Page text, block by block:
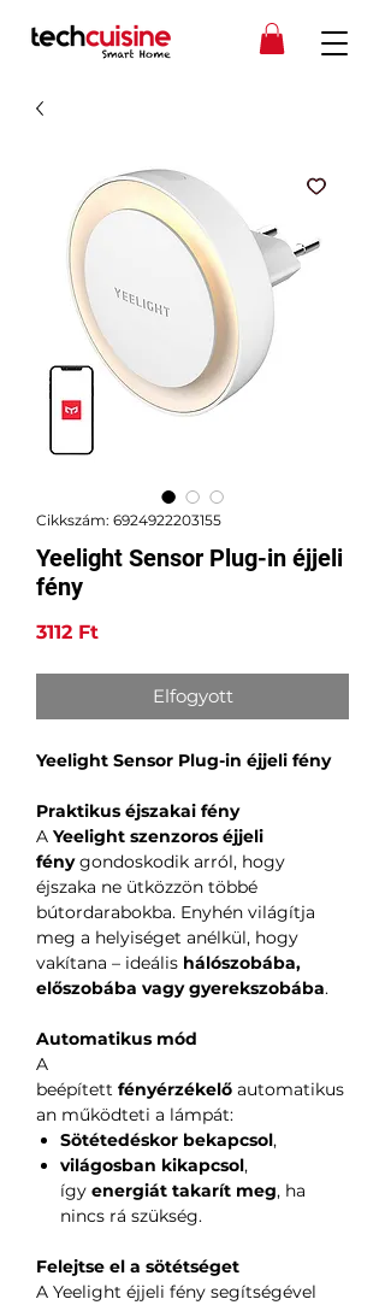
Cikkszám: 6924922203155
Yeelight Sensor Plug-in éjjeli
fény
3112 FtÁr
Elfogyott
Yeelight Sensor Plug-in éjjeli fény
Praktikus éjszakai fény
A Yeelight szenzoros éjjeli
fénygondoskodik arról, hogy
éjszaka ne ütközzön többé
bútordarabokba. Enyhén világítja
meg a helyiséget anélkül, hogy
vakítana – ideális hálószobába,
előszobába vagy gyerekszobába.
Automatikus mód
A
beépített fényérzékelő automatikus
an működteti a lámpát:
Sötétedéskor bekapcsol,
világosban kikapcsol,
így energiát takarít meg, ha
nincs rá szükség.
Felejtse el a sötétséget
A Yeelight éjjeli fény segítségével